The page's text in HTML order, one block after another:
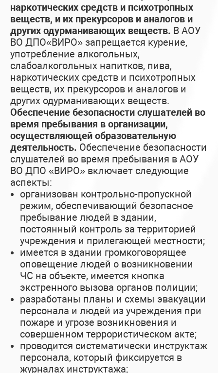
наркотических средств и психотропных
веществ, и их прекурсоров и аналогов и
других одурманивающих веществ. В АОУ
ВО ДПО«ВИРО» запрещается курение,
употребление алкогольных,
слабоалкогольных напитков, пива,
наркотических средств и психотропных
веществ, их прекурсоров и аналогов и
других одурманивающих веществ.
Обеспечение безопасности слушателей во
время пребывания в организации,
осуществляющей образовательную
деятельность. Обеспечение безопасности
слушателей во время пребывания в АОУ
ВО ДПО «ВИРО» включает следующие
аспекты:
организован контрольно-пропускной
режим, обеспечивающий безопасное
пребывание людей в здании,
постоянный контроль за территорией
учреждения и прилегающей местности;
имеется в здании громкоговорящее
оповещение людей о возникновении
ЧС на объекте, имеется кнопка
экстренного вызова органов полиции;
разработаны планы и схемы эвакуации
персонала и людей из учреждения при
пожаре и угрозе возникновения и
совершенном террористическом акте;
проводится систематически инструктаж
персонала, который фиксируется в
журналах инструктажа;